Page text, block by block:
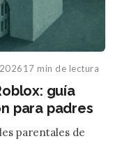
17 min de lectura
guía
para padres
parentales de